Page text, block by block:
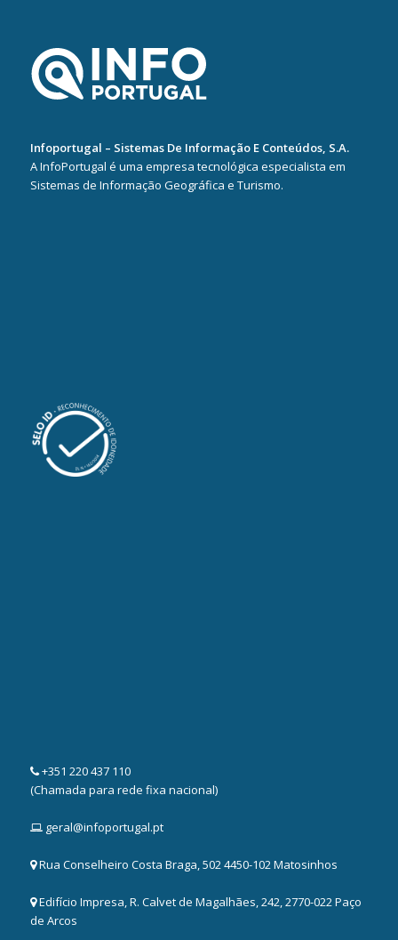
Infoportugal – Sistemas De Informação E Conteúdos, S.A.
A InfoPortugal é uma empresa tecnológica especialista em
Sistemas de Informação Geográfica e Turismo.
+351 220 437 110
(Chamada para rede fixa nacional)
geral@infoportugal.pt
Rua Conselheiro Costa Braga, 502 4450-102 Matosinhos
Edifício Impresa, R. Calvet de Magalhães, 242, 2770-022 Paço
de Arcos